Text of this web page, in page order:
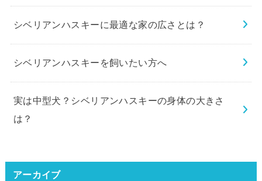
シベリアンハスキーに最適な家の広さとは？
シベリアンハスキーを飼いたい方へ
実は中型犬？シベリアンハスキーの身体の大きさ
は？
アーカイブ